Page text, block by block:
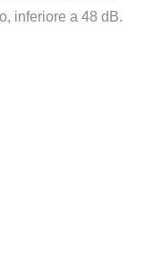
inferiore a 48 dB.